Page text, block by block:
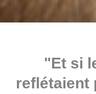
"Et si
reflétaient